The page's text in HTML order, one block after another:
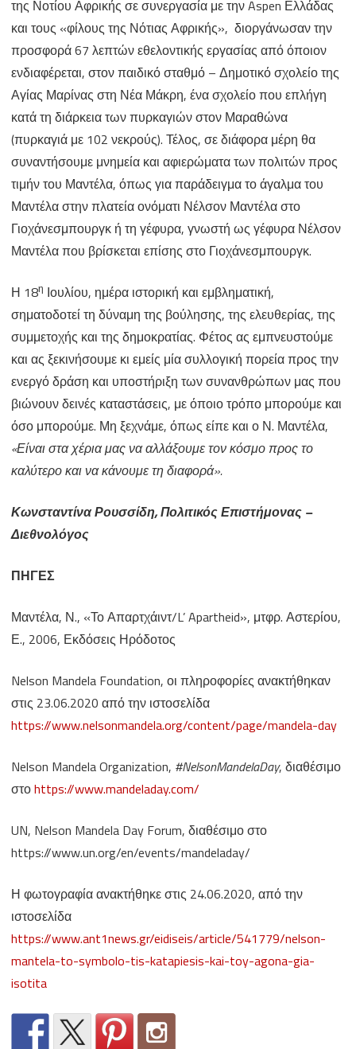
της Νοτίου Αφρικής σε συνεργασία με την Aspen Ελλάδας
και τους «φίλους της Νότιας Αφρικής», διοργάνωσαν την
προσφορά 67 λεπτών εθελοντικής εργασίας από όποιον
ενδιαφέρεται, στον παιδικό σταθμό – Δημοτικό σχολείο της
Αγίας Μαρίνας στη Νέα Μάκρη, ένα σχολείο που επλήγη
κατά τη διάρκεια των πυρκαγιών στον Μαραθώνα
(πυρκαγιά με 102 νεκρούς). Τέλος, σε διάφορα μέρη θα
συναντήσουμε μνημεία και αφιερώματα των πολιτών προς
τιμήν του Μαντέλα, όπως για παράδειγμα το άγαλμα του
Μαντέλα στην πλατεία ονόματι Νέλσον Μαντέλα στο
Γιοχάνεσμπουργκ ή τη γέφυρα, γνωστή ως γέφυρα Νέλσον
Μαντέλα που βρίσκεται επίσης στο Γιοχάνεσμπουργκ.
Η 18η Ιουλίου, ημέρα ιστορική και εμβληματική,
σηματοδοτεί τη δύναμη της βούλησης, της ελευθερίας, της
συμμετοχής και της δημοκρατίας. Φέτος ας εμπνευστούμε
και ας ξεκινήσουμε κι εμείς μία συλλογική πορεία προς την
ενεργό δράση και υποστήριξη των συνανθρώπων μας που
βιώνουν δεινές καταστάσεις, με όποιο τρόπο μπορούμε και
όσο μπορούμε. Μη ξεχνάμε, όπως είπε και ο Ν. Μαντέλα,
«Είναι στα χέρια μας να αλλάξουμε τον κόσμο προς το
καλύτερο και να κάνουμε τη διαφορά».
Κωνσταντίνα Ρουσσίδη, Πολιτικός Επιστήμονας –
Διεθνολόγος
ΠΗΓΕΣ
Μαντέλα, Ν., «Το Απαρτχάιντ/L’ Apartheid», μτφρ. Αστερίου,
Ε., 2006, Εκδόσεις Ηρόδοτος
Nelson Mandela Foundation, οι πληροφορίες ανακτήθηκαν
στις 23.06.2020 από την ιστοσελίδα
https://www.nelsonmandela.org/content/page/mandela-day
Nelson Mandela Organization, #NelsonMandelaDay, διαθέσιμο
στοhttps://www.mandeladay.com/
UN, Nelson Mandela Day Forum, διαθέσιμο στο
https://www.un.org/en/events/mandeladay/
Η φωτογραφία ανακτήθηκε στις 24.06.2020, από την
ιστοσελίδα
https://www.ant1news.gr/eidiseis/article/541779/nelson-
mantela-to-symbolo-tis-katapiesis-kai-toy-agona-gia-
isotita